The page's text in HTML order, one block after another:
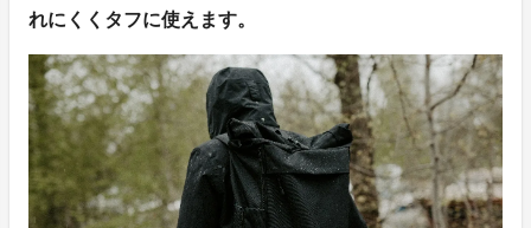
れにくくタフに使えます。